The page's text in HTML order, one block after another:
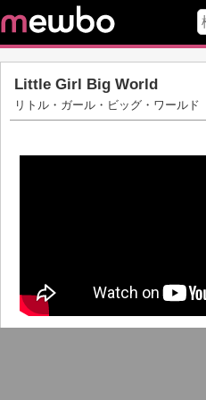
Little Girl Big World
リトル・ガール・ビッグ・ワールド